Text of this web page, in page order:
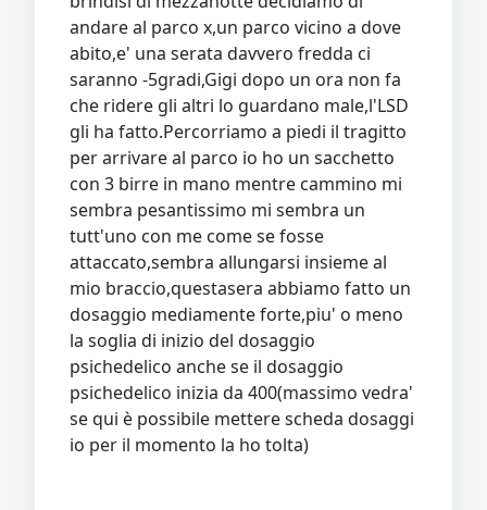
andare al parco x,un parco vicino a dove
abito,e' una serata davvero fredda ci
saranno -5gradi,Gigi dopo un ora non fa
che ridere gli altri lo guardano male,l'LSD
gli ha fatto.Percorriamo a piedi il tragitto
per arrivare al parco io ho un sacchetto
con 3 birre in mano mentre cammino mi
sembra pesantissimo mi sembra un
tutt'uno con me come se fosse
attaccato,sembra allungarsi insieme al
mio braccio,questasera abbiamo fatto un
dosaggio mediamente forte,piu' o meno
la soglia di inizio del dosaggio
psichedelico anche se il dosaggio
psichedelico inizia da 400(massimo vedra'
se qui è possibile mettere scheda dosaggi
io per il momento la ho tolta)